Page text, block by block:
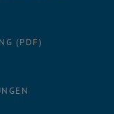
(PDF)